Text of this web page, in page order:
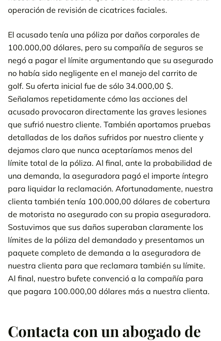
operación de revisión de cicatrices faciales.
El acusado tenía una póliza por daños corporales de
100.000,00 dólares, pero su compañía de seguros se
negó a pagar el límite argumentando que su asegurado
no había sido negligente en el manejo del carrito de
golf. Su oferta inicial fue de sólo 34.000,00 $.
Señalamos repetidamente cómo las acciones del
acusado provocaron directamente las graves lesiones
que sufrió nuestro cliente. También aportamos pruebas
detalladas de los daños sufridos por nuestro cliente y
dejamos claro que nunca aceptaríamos menos del
límite total de la póliza. Al final, ante la probabilidad de
una demanda, la aseguradora pagó el importe íntegro
para liquidar la reclamación. Afortunadamente, nuestra
clienta también tenía 100.000,00 dólares de cobertura
de motorista no asegurado con su propia aseguradora.
Sostuvimos que sus daños superaban claramente los
límites de la póliza del demandado y presentamos un
paquete completo de demanda a la aseguradora de
nuestra clienta para que reclamara también su límite.
Al final, nuestro bufete convenció a la compañía para
que pagara 100.000,00 dólares más a nuestra clienta.
Contacta con un abogado de